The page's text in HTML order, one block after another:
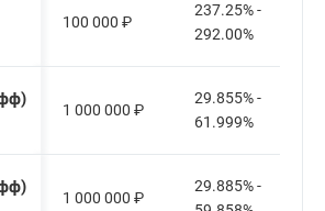
100 000 ₽
237.25% -
292.00%
1 000 000 ₽
29.855% -
61.999%
1 000 000 ₽
29.885% -